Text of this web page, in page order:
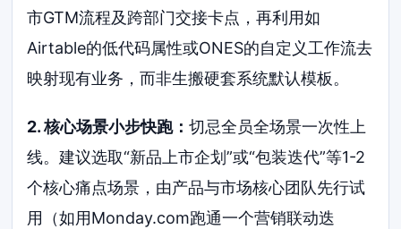
市GTM流程及跨部门交接卡点，再利用如
Airtable的低代码属性或ONES的自定义工作流去
映射现有业务，而非生搬硬套系统默认模板。
2. 核心场景小步快跑：切忌全员全场景一次性上
线。建议选取“新品上市企划”或“包装迭代”等1-2
个核心痛点场景，由产品与市场核心团队先行试
用（如用Monday.com跑通一个营销联动迭